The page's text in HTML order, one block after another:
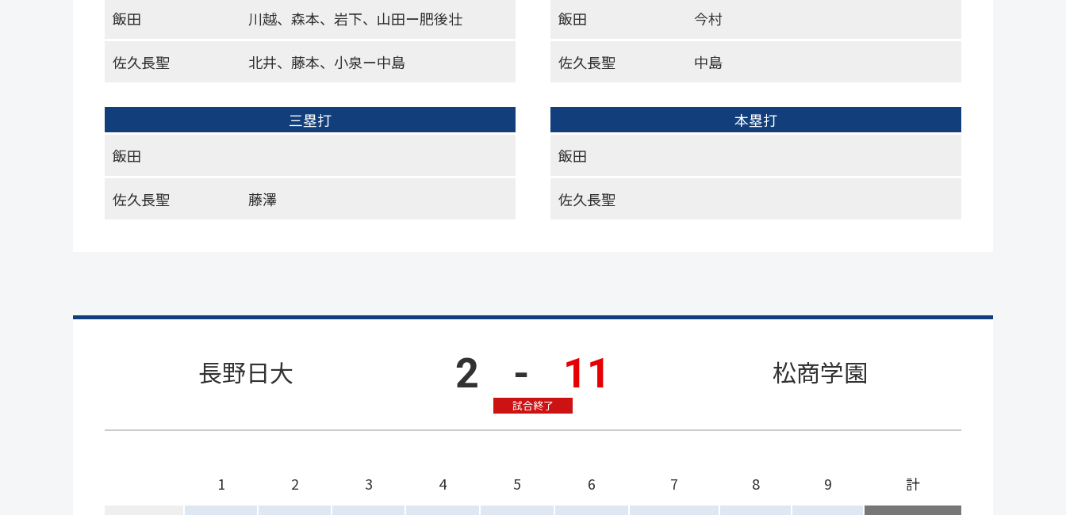
飯田
川越、森本、岩下、山田ー肥後壮
佐久長聖 北井、藤本、小泉ー中島
飯田
今村
佐久長聖 中島
三塁打
飯田
佐久長聖 藤澤
本塁打
飯田
佐久長聖
長野日大 2 - 11
試合終了
松商学園
1 2 3 4 5 6 7 8 9 計